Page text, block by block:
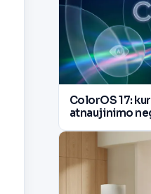
ColorOS 17:
atnaujinimo